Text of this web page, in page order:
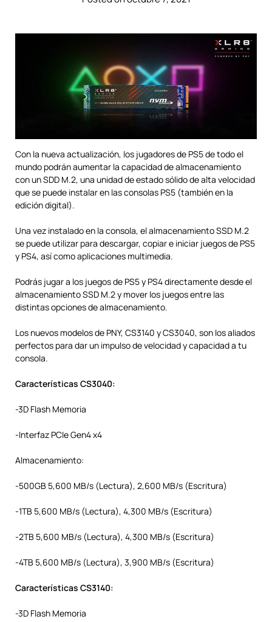
Con la nueva actualización, los jugadores de PS5 de todo el
mundo podrán aumentar la capacidad de almacenamiento
con un SDD M.2, una unidad de estado sólido de alta velocidad
que se puede instalar en las consolas PS5 (también en la
edición digital).
Una vez instalado en la consola, el almacenamiento SSD M.2
se puede utilizar para descargar, copiar e iniciar juegos de PS5
y PS4, así como aplicaciones multimedia.
Podrás jugar a los juegos de PS5 y PS4 directamente desde el
almacenamiento SSD M.2 y mover los juegos entre las
distintas opciones de almacenamiento.
Los nuevos modelos de PNY, CS3140 y CS3040, son los aliados
perfectos para dar un impulso de velocidad y capacidad a tu
consola.
Características CS3040:
-3D Flash Memoria
-Interfaz PCIe Gen4 x4
Almacenamiento:
-500GB 5,600 MB/s (Lectura), 2,600 MB/s (Escritura)
-1TB 5,600 MB/s (Lectura), 4,300 MB/s (Escritura)
-2TB 5,600 MB/s (Lectura), 4,300 MB/s (Escritura)
-4TB 5,600 MB/s (Lectura), 3,900 MB/s (Escritura)
Características CS3140:
-3D Flash Memoria